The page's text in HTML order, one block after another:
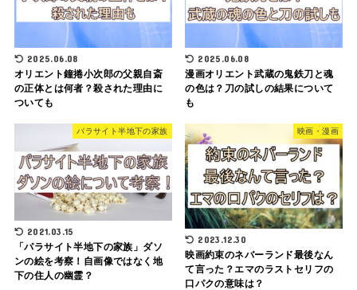
2025.06.08
オリエント鐘捲小次郎の父親自斎
の正体とは何者？殺された理由に
ついても
2025.06.08
漫画オリエント武蔵の鬼鉄刀と魂
の色は？刀の試しの結果について
も
パラサイト半地下の家族
2021.03.15
「パラサイト半地下の家族」ダソ
ンの絵を考察！自画像ではなく地
下の住人の幽霊？
映画・漫画
2023.12.30
映画約束のネバーランド最後なん
て言った？エマのラストセリフの
口パクの意味は？